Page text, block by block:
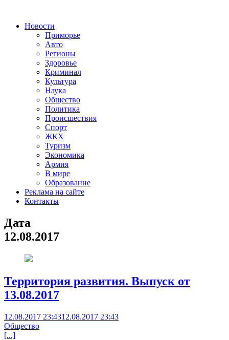
Новости
Приморье
Авто
Регионы
Здоровье
Криминал
Культура
Наука
Общество
Политика
Происшествия
Спорт
ЖКХ
Туризм
Экономика
Армия
В мире
Образование
Реклама на сайте
Контакты
Дата
12.08.2017
Территория развития. Выпуск от
13.08.2017
12.08.2017 23:4312.08.2017 23:43
Общество
[...]